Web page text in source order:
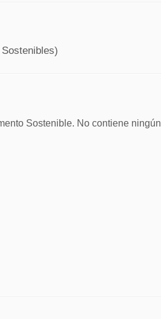
Sostenibles)
Sostenible. No contiene ningún